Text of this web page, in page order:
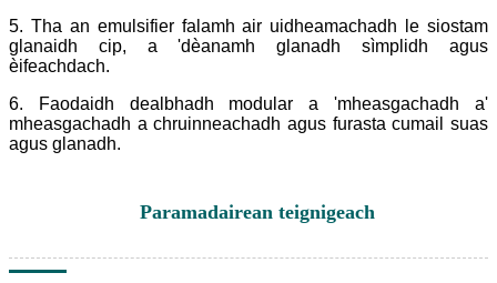
5. Tha an emulsifier falamh air uidheamachadh le siostam
glanaidh cip, a 'dèanamh glanadh sìmplidh agus
èifeachdach.
6. Faodaidh dealbhadh modular a 'mheasgachadh a'
mheasgachadh a chruinneachadh agus furasta cumail suas
agus glanadh.
Paramadairean teignigeach